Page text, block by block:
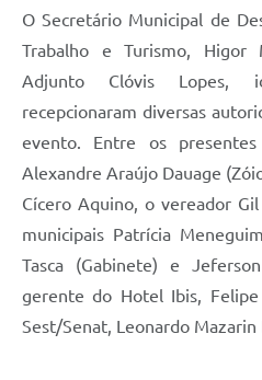
O Secretário Municipal de
Trabalho e Turismo,
Adjunto Clóvis Lopes,
recepcionaram diversas
evento. Entre os
Alexandre Araújo Dauage
Cícero Aquino, o vereador
municipais Patrícia
Tasca (Gabinete) e
gerente do Hotel Ibis,
Sest/Senat, Leonardo Mazarin